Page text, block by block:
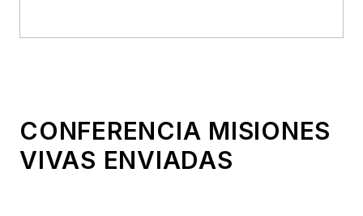
CONFERENCIA MISIONES
VIVAS ENVIADAS